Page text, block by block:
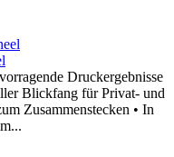
Druckergebnisse
Blickfang für Privat- und
Zusammenstecken • In